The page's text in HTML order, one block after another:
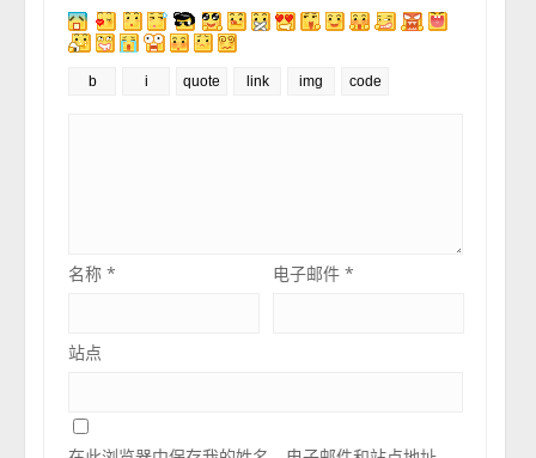
名称* 电子邮件*
站点